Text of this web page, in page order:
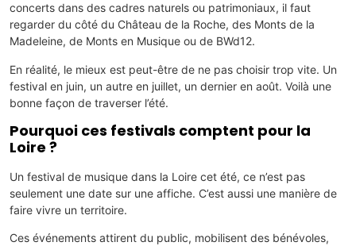
concerts dans des cadres naturels ou patrimoniaux, il faut
regarder du côté du Château de la Roche, des Monts de la
Madeleine, de Monts en Musique ou de BWd12.
En réalité, le mieux est peut-être de ne pas choisir trop vite. Un
festival en juin, un autre en juillet, un dernier en août. Voilà une
bonne façon de traverser l’été.
Pourquoi ces festivals comptent pour la
Loire ?
Un festival de musique dans la Loire cet été, ce n’est pas
seulement une date sur une affiche. C’est aussi une manière de
faire vivre un territoire.
Ces événements attirent du public, mobilisent des bénévoles,